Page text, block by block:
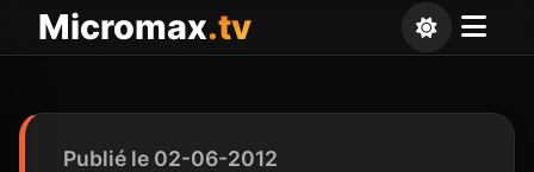
Micromax.tv
Publié le 02-06-2012
Panneau de gestion des cookies